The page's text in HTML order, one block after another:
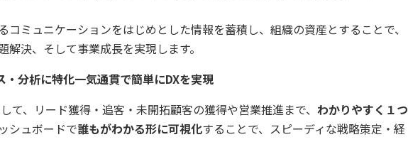
コミュニケーションをはじめとした情報を蓄積し、組織の資産とすることで、
決、そして事業成長を実現します。
分析に特化一気通貫で簡単にDXを実現
て、リード獲得・追客・未開拓顧客の獲得や営業推進まで、 わかりやすく１つ
シュボードで誰もがわかる形に可視化することで、スピーディな戦略策定・経